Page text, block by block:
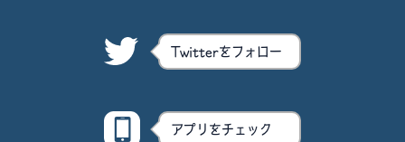
Twitterをフォロー
アプリをチェック